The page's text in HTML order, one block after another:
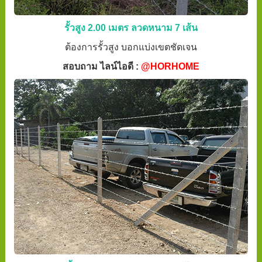
รั้วสูง 2.00 เมตร ลวดหนาม 7 เส้น
ต้องการรั้วสูง บอกแบ่งเขตชัดเจน
สอบถาม ไลน์ไอดี : @HORHOME